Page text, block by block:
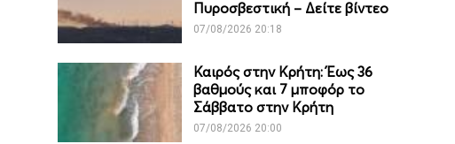
Πυροσβεστική – Δείτε βίντεο
07/08/2026 20:18
Καιρός στην Κρήτη: Έως 36
βαθμούς και 7 μποφόρ το
Σάββατο στην Κρήτη
07/08/2026 20:00